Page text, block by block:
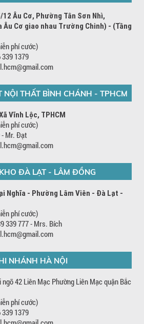
12 Âu Cơ, Phường Tân Sơn Nhì,
Âu Cơ giao nhau Trường Chinh) - (Tầng
phí cước)
339 1379
NỘI THẤT BÌNH CHÁNH - TPHCM
Vĩnh Lộc, TPHCM
phí cước)
- Mr. Đạt
ĐÀ LẠT - LÂM ĐỒNG
Nghĩa - Phường Lâm Viên - Đà Lạt -
phí cước)
339 777 - Mrs. Bích
NHÁNH HÀ NỘI
42 Liên Mạc Phường Liên Mạc quận Bắc
phí cước)
339 1379